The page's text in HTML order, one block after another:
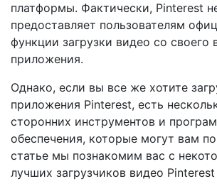
платформы. Фактически, Pinterest
предоставляет пользователям
функции загрузки видео со своего
приложения.
Однако, если вы все же хотите
приложения Pinterest, есть
сторонних инструментов и
обеспечения, которые могут вам
статье мы познакомим вас с
лучших загрузчиков видео